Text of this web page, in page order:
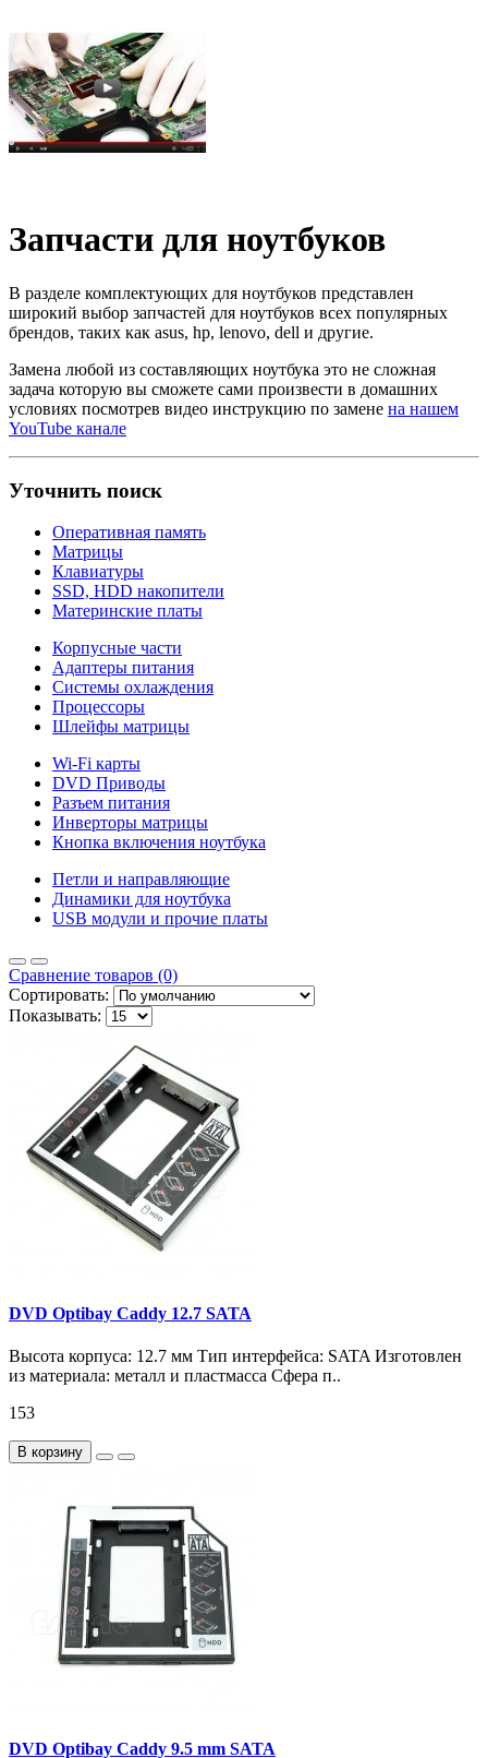
Запчасти для ноутбуков
В разделе комплектующих для ноутбуков представлен
широкий выбор запчастей для ноутбуков всех популярных
брендов, таких как asus, hp, lenovo, dell и другие.
Замена любой из составляющих ноутбука это не сложная
задача которую вы сможете сами произвести в домашних
условиях посмотрев видео инструкцию по замене на нашем
YouTube канале
Уточнить поиск
Оперативная память
Матрицы
Клавиатуры
SSD, HDD накопители
Материнские платы
Корпусные части
Адаптеры питания
Системы охлаждения
Процессоры
Шлейфы матрицы
Wi-Fi карты
DVD Приводы
Разъем питания
Инверторы матрицы
Кнопка включения ноутбука
Петли и направляющие
Динамики для ноутбука
USB модули и прочие платы
Сравнение товаров (0)
Сортировать:
Показывать:
DVD Optibay Caddy 12.7 SATA
Высота корпуса: 12.7 мм Тип интерфейса: SATA Изготовлен
из материала: металл и пластмасса Сфера п..
153
В корзину
DVD Optibay Caddy 9.5 mm SATA